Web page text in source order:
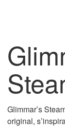
Glimmar’s
original,